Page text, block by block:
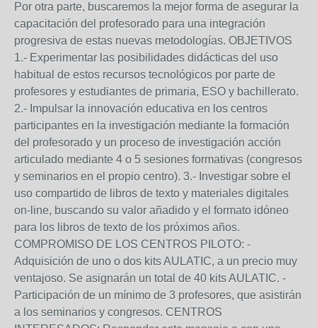
Por otra parte, buscaremos la mejor forma de asegurar la
capacitación del profesorado para una integración
progresiva de estas nuevas metodologías. OBJETIVOS
1.- Experimentar las posibilidades didácticas del uso
habitual de estos recursos tecnológicos por parte de
profesores y estudiantes de primaria, ESO y bachillerato.
2.- Impulsar la innovación educativa en los centros
participantes en la investigación mediante la formación
del profesorado y un proceso de investigación acción
articulado mediante 4 o 5 sesiones formativas (congresos
y seminarios en el propio centro). 3.- Investigar sobre el
uso compartido de libros de texto y materiales digitales
on-line, buscando su valor añadido y el formato idóneo
para los libros de texto de los próximos años.
COMPROMISO DE LOS CENTROS PILOTO: -
Adquisición de uno o dos kits AULATIC, a un precio muy
ventajoso. Se asignarán un total de 40 kits AULATIC. -
Participación de un mínimo de 3 profesores, que asistirán
a los seminarios y congresos. CENTROS